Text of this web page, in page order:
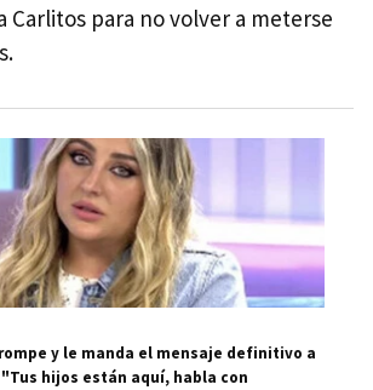
Carlitos para no volver a meterse
y le manda el mensaje definitivo a
"Tus hijos están aquí, habla con